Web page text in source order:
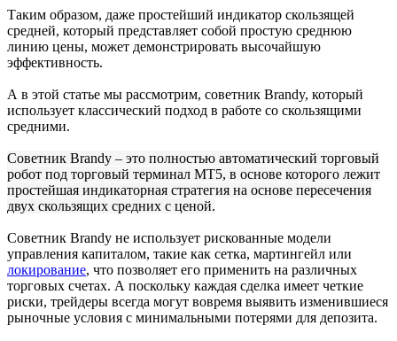
Таким образом, даже простейший индикатор скользящей
средней, который представляет собой простую среднюю
линию цены, может демонстрировать высочайшую
эффективность.
А в этой статье мы рассмотрим, советник Brandy, который
использует классический подход в работе со скользящими
средними.
Советник Brandy – это полностью автоматический торговый
робот под торговый терминал МТ5, в основе которого лежит
простейшая индикаторная стратегия на основе пересечения
двух скользящих средних с ценой.
Советник Brandy не использует рискованные модели
управления капиталом, такие как сетка, мартингейл или
локирование, что позволяет его применить на различных
торговых счетах. А поскольку каждая сделка имеет четкие
риски, трейдеры всегда могут вовремя выявить изменившиеся
рыночные условия с минимальными потерями для депозита.